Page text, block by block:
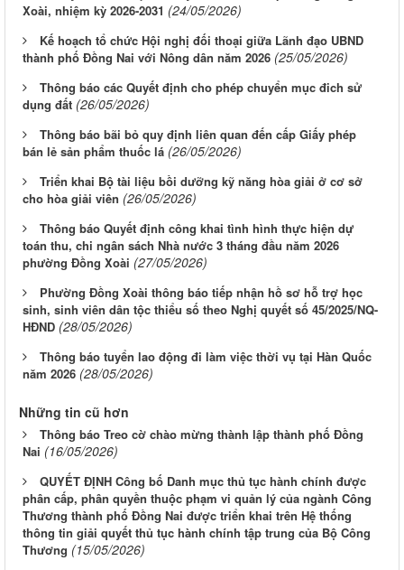
Xoài, nhiệm kỳ 2026-2031 (24/05/2026)
Kế hoạch tổ chức Hội nghị đối thoại giữa Lãnh đạo UBND
thành phố Đồng Nai với Nông dân năm 2026 (25/05/2026)
Thông báo các Quyết định cho phép chuyển mục đich sử
dụng đất (26/05/2026)
Thông báo bãi bỏ quy định liên quan đến cấp Giấy phép
bán lẻ sản phẩm thuốc lá (26/05/2026)
Triển khai Bộ tài liệu bồi dưỡng kỹ năng hòa giải ở cơ sở
cho hòa giải viên (26/05/2026)
Thông báo Quyết định công khai tình hình thực hiện dự
toán thu, chi ngân sách Nhà nước 3 tháng đầu năm 2026
phường Đồng Xoài (27/05/2026)
Phường Đồng Xoài thông báo tiếp nhận hồ sơ hỗ trợ học
sinh, sinh viên dân tộc thiểu số theo Nghị quyết số 45/2025/NQ-
HĐND (28/05/2026)
Thông báo tuyển lao động đi làm việc thời vụ tại Hàn Quốc
năm 2026 (28/05/2026)
Những tin cũ hơn
Thông báo Treo cờ chào mừng thành lập thành phố Đồng
Nai (16/05/2026)
QUYẾT ĐỊNH Công bố Danh mục thủ tục hành chính được
phân cấp, phân quyền thuộc phạm vi quản lý của ngành Công
Thương thành phố Đồng Nai được triển khai trên Hệ thống
thông tin giải quyết thủ tục hành chính tập trung của Bộ Công
Thương (15/05/2026)